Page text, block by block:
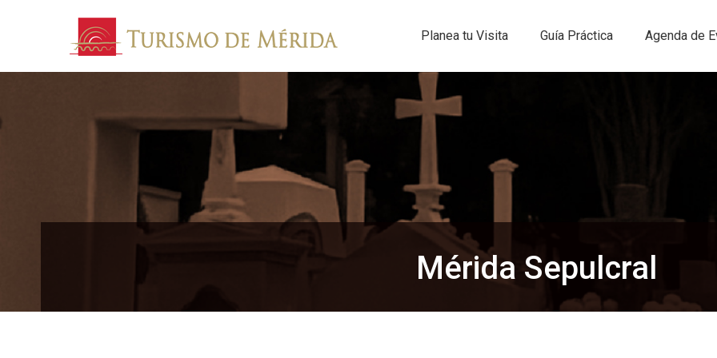
Planea tu Visita Guía Práctica Agenda de
Mérida Sepulcral